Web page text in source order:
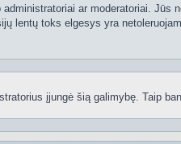
ar moderatoriai. Jūs
lentų toks elgesys yra
įjungė šią galimybę. Taip